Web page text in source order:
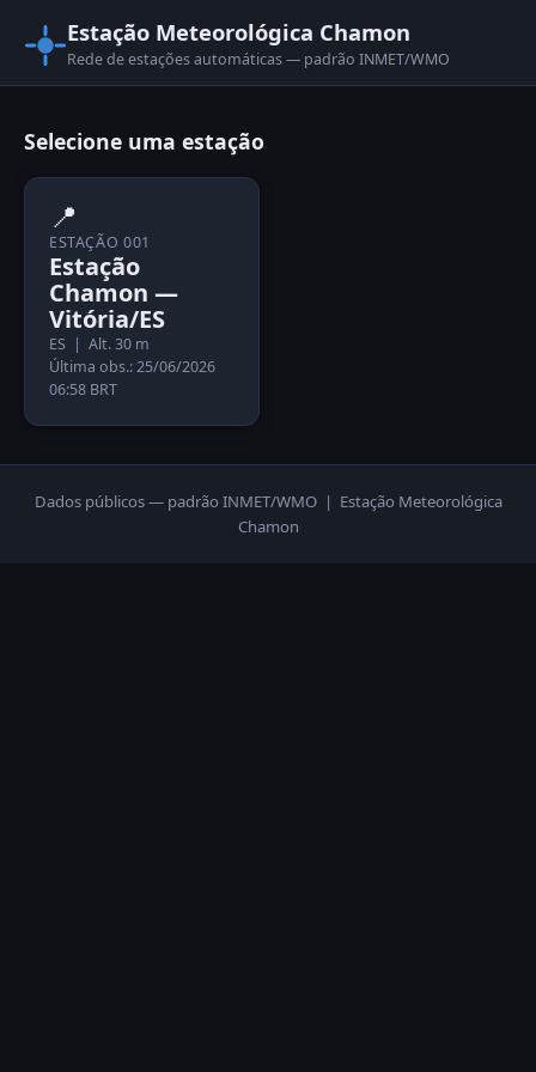
Estação Meteorológica Chamon
Rede de estações automáticas — padrão INMET/WMO
Selecione uma estação
📍
ESTAÇÃO 001
Estação
Chamon —
Vitória/ES
ES | Alt. 30 m
Última obs.: 25/06/2026
06:58 BRT
Dados públicos — padrão INMET/WMO | Estação Meteorológica
Chamon